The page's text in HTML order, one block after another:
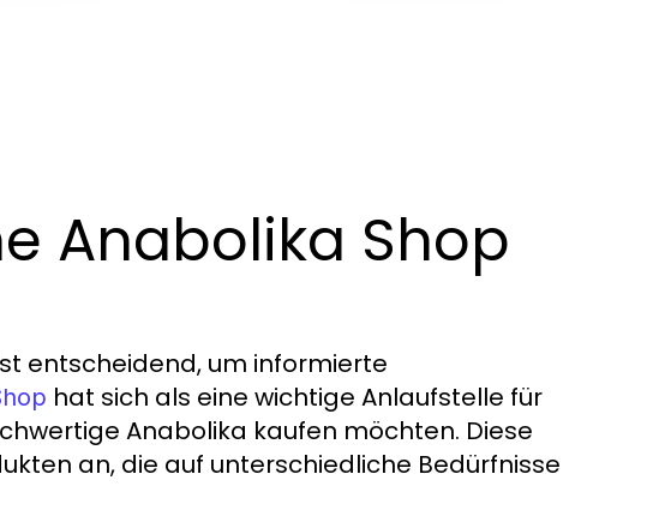
Anabolika Shop
entscheidend, um informierte
hat sich als eine wichtige Anlaufstelle für
Anabolika kaufen möchten. Diese
an, die auf unterschiedliche Bedürfnisse